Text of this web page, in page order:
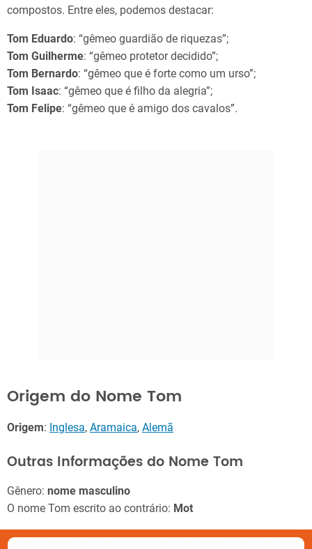
compostos. Entre eles, podemos destacar:
Tom Eduardo: “gêmeo guardião de riquezas”;
Tom Guilherme: “gêmeo protetor decidido”;
Tom Bernardo: “gêmeo que é forte como um urso”;
Tom Isaac: “gêmeo que é filho da alegria”;
Tom Felipe: “gêmeo que é amigo dos cavalos”.
Origem do Nome Tom
Origem: Inglesa, Aramaica, Alemã
Outras Informações do Nome Tom
Gênero: nome masculino
O nome Tom escrito ao contrário: Mot